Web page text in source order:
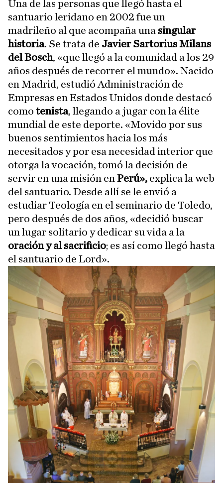
Una de las personas que llegó hasta el
santuario leridano en 2002 fue un
madrileño al que acompaña una singular
historia. Se trata de Javier Sartorius Milans
del Bosch, «que llegó a la comunidad a los 29
años después de recorrer el mundo». Nacido
en Madrid, estudió Administración de
Empresas en Estados Unidos donde destacó
como tenista, llegando a jugar con la élite
mundial de este deporte. «Movido por sus
buenos sentimientos hacia los más
necesitados y por esa necesidad interior que
otorga la vocación, tomó la decisión de
servir en una misión enPerú», explica la web
del santuario. Desde allí se le envió a
estudiar Teología en el seminario de Toledo,
pero después de dos años, «decidió buscar
un lugar solitario y dedicar su vida a la
oración y al sacrificio; es así como llegó hasta
el santuario de Lord».